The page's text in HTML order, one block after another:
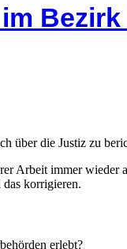
über die Justiz zu
Arbeit immer
korrigieren.
erlebt?